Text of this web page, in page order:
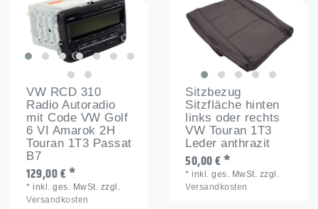
VW RCD 310
Radio Autoradio
mit Code VW Golf
6 VI Amarok 2H
Touran 1T3 Passat
B7
129,00 € *
*inkl. ges. MwSt. zzgl.
Versandkosten
Sitzbezug
Sitzfläche hinten
links oder rechts
VW Touran 1T3
Leder anthrazit
50,00 € *
*inkl. ges. MwSt. zzgl.
Versandkosten